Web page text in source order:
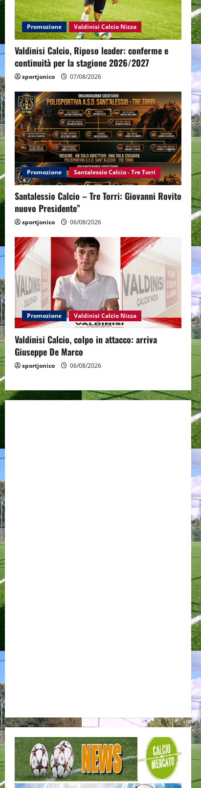
Promozione Valdinisi Calcio Nizza
Valdinisi Calcio, Riposo leader: conferme e
continuità per la stagione 2026/2027
sportjonico 07/08/2026
Promozione Santalessio Calcio - Tre Torri
Santalessio Calcio – Tre Torri: Giovanni Rovito
nuovo Presidente”
sportjonico 06/08/2026
Promozione Valdinisi Calcio Nizza
Valdinisi Calcio, colpo in attacco: arriva
Giuseppe De Marco
sportjonico 06/08/2026